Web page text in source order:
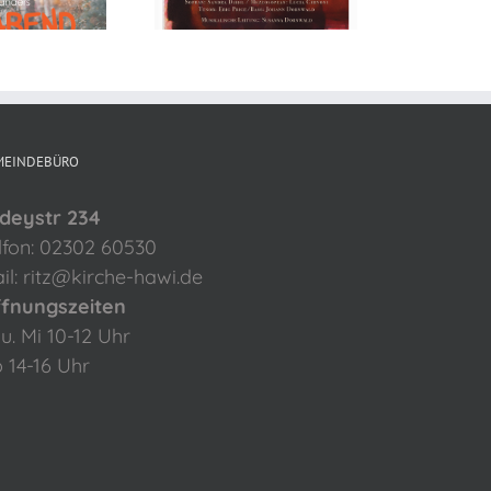
23.11.2025
234
02302 60530
ritz@kirche-hawi.de
Mi 10-12 Uhr
14-16 Uhr